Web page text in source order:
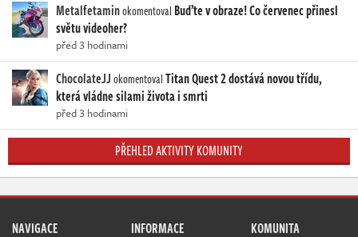
Metalfetaminokomentoval Buďte v obraze! Co červenec přinesl
světu videoher?
před 3 hodinami
ChocolateJJokomentovalTitan Quest 2 dostává novou třídu,
která vládne silami života i smrti
před 3 hodinami
PŘEHLED AKTIVITY KOMUNITY
NAVIGACE INFORMACE KOMUNITA